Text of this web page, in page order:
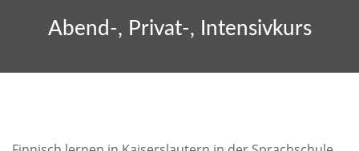
Abend-, Privat-, Intensivkurs